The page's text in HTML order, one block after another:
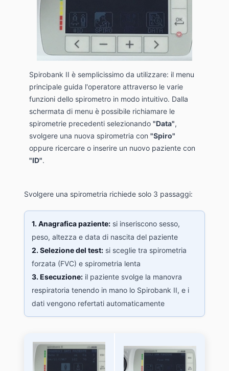
Spirobank II è semplicissimo da utilizzare: il menu
principale guida l'operatore attraverso le varie
funzioni dello spirometro in modo intuitivo. Dalla
schermata di menu è possibile richiamare le
spirometrie precedenti selezionando "Data",
svolgere una nuova spirometria con "Spiro"
oppure ricercare o inserire un nuovo paziente con
"ID".
Svolgere una spirometria richiede solo 3 passaggi:
1. Anagrafica paziente: si inseriscono sesso,
peso, altezza e data di nascita del paziente
2. Selezione del test: si sceglie tra spirometria
forzata (FVC) e spirometria lenta
3. Esecuzione: il paziente svolge la manovra
respiratoria tenendo in mano lo Spirobank II, e i
dati vengono refertati automaticamente